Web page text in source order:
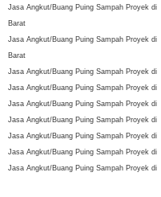
Jasa Angkut/Buang Puing Sampah Proyek di
Barat
Jasa Angkut/Buang Puing Sampah Proyek di
Barat
Jasa Angkut/Buang Puing Sampah Proyek di
Jasa Angkut/Buang Puing Sampah Proyek di
Jasa Angkut/Buang Puing Sampah Proyek di
Jasa Angkut/Buang Puing Sampah Proyek di
Jasa Angkut/Buang Puing Sampah Proyek di
Jasa Angkut/Buang Puing Sampah Proyek di
Jasa Angkut/Buang Puing Sampah Proyek di